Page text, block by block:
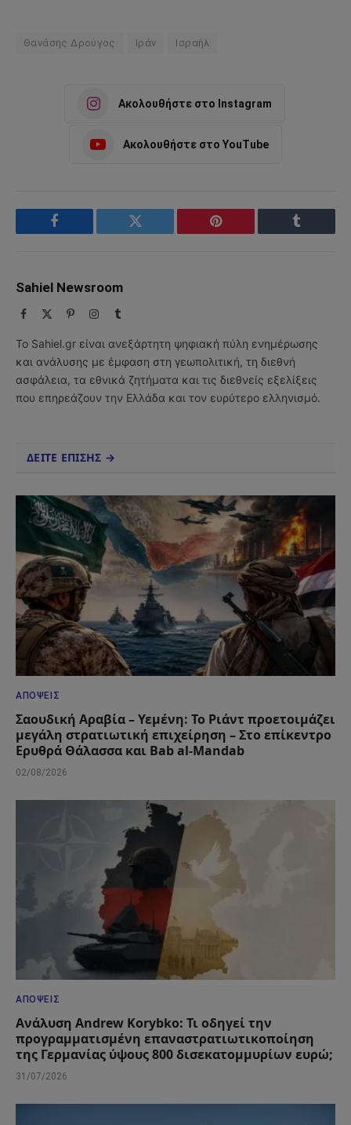
Θανάσης Δρούγος Ιράν Ισραήλ
Ακολουθήστε στο Instagram
Ακολουθήστε στο YouTube
Facebook Twitter Pinterest Tumblr
Sahiel Newsroom
Facebook PinterestInstagram
Tumblr
Το Sahiel.gr είναι ανεξάρτητη ψηφιακή πύλη ενημέρωσης
και ανάλυσης με έμφαση στη γεωπολιτική, τη διεθνή
ασφάλεια, τα εθνικά ζητήματα και τις διεθνείς εξελίξεις
που επηρεάζουν την Ελλάδα και τον ευρύτερο ελληνισμό.
ΔΕΙΤΕ ΕΠΙΣΗΣ →
ΑΠΌΨΕΙΣ
Σαουδική Αραβία – Υεμένη: Το Ριάντ προετοιμάζει
μεγάλη στρατιωτική επιχείρηση – Στο επίκεντρο
Ερυθρά Θάλασσα και Bab al-Mandab
02/08/2026
ΑΠΌΨΕΙΣ
Ανάλυση Andrew Korybko: Τι οδηγεί την
προγραμματισμένη επαναστρατιωτικοποίηση
της Γερμανίας ύψους 800 δισεκατομμυρίων ευρώ;
31/07/2026